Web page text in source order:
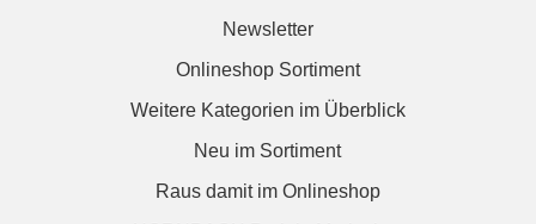
Newsletter
Onlineshop Sortiment
Weitere Kategorien im Überblick
Neu im Sortiment
Raus damit im Onlineshop